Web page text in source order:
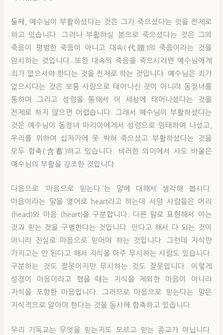
둘째, 예수님이 부활하셨다는 것은 그가 죽으셨다는 것을 전제로
하고 있습니다. 그러나 부활하실 분으로 죽으셨다는 것은 그의
죽음이 평범한 죽음이 아니고 대속(代贖)의 죽음이라는 것을
암시하는 것입니다. 또한 대속의 죽음을 죽으시려면 예수님에게
죄가 없으셔야 한다는 것을 전제로 하는 것입니다. 예수님은 죄가
없으시다는 것은 보통 사람으로 태어나신 것이 아니라 동정녀를
통하여 그리고 성령을 통해서 이 세상에 태어나셨다는 것을
전제로 하지 않으면 어렵습니다. 그래서 예수님이 부활하셨다는
것은 예수님이 동정녀 마리아에게서 성령으로 잉태하여 나셨고,
우리를 위하여 십자가에 못 박혀 죽으셨고 부활하셨다는 것을
모두 함축(含蓄)하고 있습니다. 비러한 의미에서 사도 바울은
예수님의 부활을 강조한 것입니다.
다음으로 ‘마음으로 믿는다.’는 말에 대해서 생각해 봅시다.
마음이라는 말을 영어로 heart라고 하는데 서양 사람들은 머리
(head)와 마음 (heart)을 구분합니다. 다른 말로 표현해서 아는
것과 믿는 것을 구별한다는 것입니다. 안다고 해서 다 되는 것이
아니라 진실로 마음으로 믿어야 하는 것입니다. 그런데 지식만
가지고는 안 된다고 해서 지식을 아주 무시하는 사람도 있습니다.
구분하는 것도 잘못이지만 무시하는 것도 잘못입니다. 이렇게
성경이 마음이라고 했을 때는 지식을 제외한 마음이 아니라
지식을 포함한 마음입니다. 그러므로 마음으로 믿는다는 말은
지식적으로 알아야 한다는 것을 동시에 함축하고 있습니다.
우리 기독교는 무엇을 믿는지도 모르고 믿는 종교가 아닙니다.